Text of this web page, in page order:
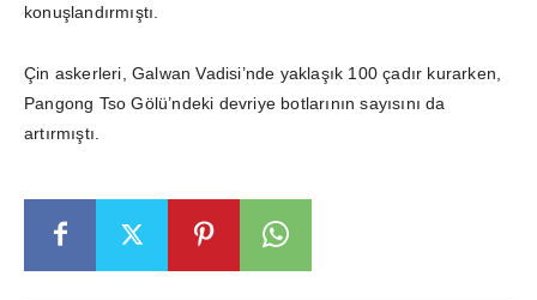
konuşlandırmıştı.
Çin askerleri, Galwan Vadisi’nde yaklaşık 100 çadır kurarken,
Pangong Tso Gölü’ndeki devriye botlarının sayısını da
artırmıştı.